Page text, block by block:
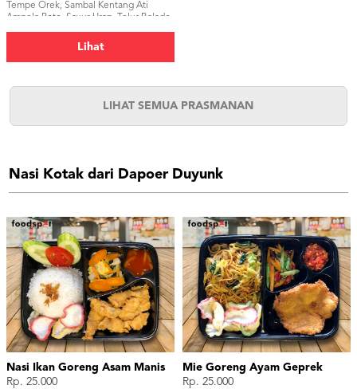
Tempe Orek, Sambal Kentang Ati
Ampela Pete, Sayur Urap, Telur Balado.
</p>
Lihat
LIHAT SEMUA PRASMANAN
Nasi Kotak dari Dapoer Duyunk
Nasi Ikan Goreng Asam Manis
Rp. 25.000
Mie Goreng Ayam Geprek
Rp. 25.000